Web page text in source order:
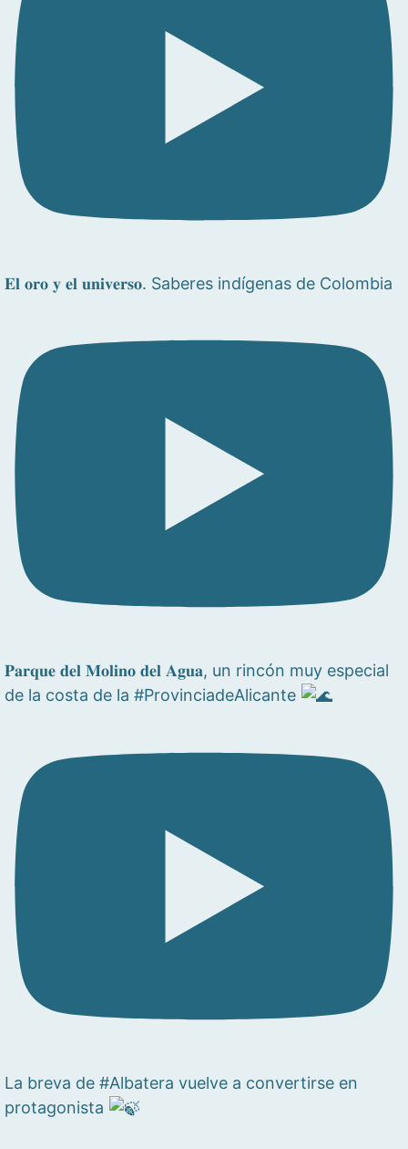
𝐄𝐥 𝐨𝐫𝐨 𝐲 𝐞𝐥 𝐮𝐧𝐢𝐯𝐞𝐫𝐬𝐨. Saberes indígenas de Colombia
𝐏𝐚𝐫𝐪𝐮𝐞 𝐝𝐞𝐥 𝐌𝐨𝐥𝐢𝐧𝐨 𝐝𝐞𝐥 𝐀𝐠𝐮𝐚, un rincón muy especial
de la costa de la #ProvinciadeAlicante
La breva de #Albatera vuelve a convertirse en
protagonista